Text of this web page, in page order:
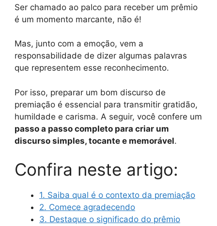
Ser chamado ao palco para receber um prêmio
é um momento marcante, não é!
Mas, junto com a emoção, vem a
responsabilidade de dizer algumas palavras
que representem esse reconhecimento.
Por isso, preparar um bom discurso de
premiação é essencial para transmitir gratidão,
humildade e carisma. A seguir, você confere um
passo a passo completo para criar um
discurso simples, tocante e memorável.
Confira neste artigo:
1. Saiba qual é o contexto da premiação
2. Comece agradecendo
3. Destaque o significado do prêmio